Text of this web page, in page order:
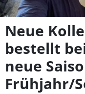
Neue
bestellt
neue
Frühjahr/